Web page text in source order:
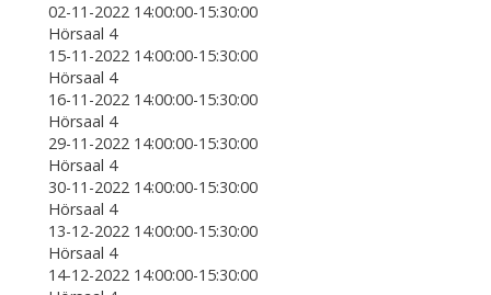
02-11-2022 14:00:00-15:30:00
Hörsaal 4
15-11-2022 14:00:00-15:30:00
Hörsaal 4
16-11-2022 14:00:00-15:30:00
Hörsaal 4
29-11-2022 14:00:00-15:30:00
Hörsaal 4
30-11-2022 14:00:00-15:30:00
Hörsaal 4
13-12-2022 14:00:00-15:30:00
Hörsaal 4
14-12-2022 14:00:00-15:30:00